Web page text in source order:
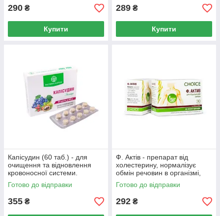
290 ₴
Купити
289 ₴
Купити
Капісудин (60 таб.) - для
очищення та відновлення
кровоносної системи.
Готово до відправки
355 ₴
Ф. Актів - препарат від
холестерину, нормалізує
обмін речовин в організмі,
знижує шкідливий холестерин
в крові.
Готово до відправки
292 ₴